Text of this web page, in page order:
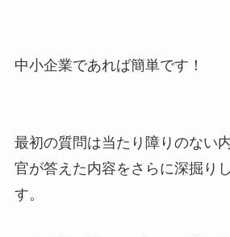
中小企業であれば簡単です！
最初の質問は当たり障りのない
官が答えた内容をさらに深掘り
す。